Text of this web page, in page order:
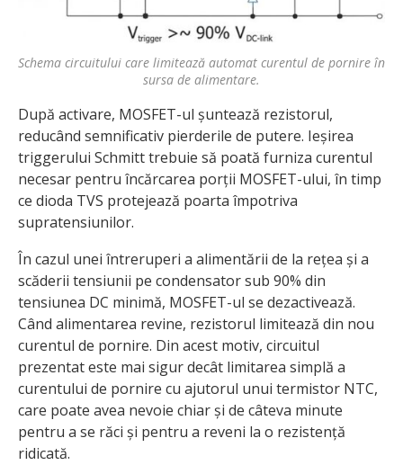
Schema circuitului care limitează automat curentul de pornire în
sursa de alimentare.
După activare, MOSFET-ul șuntează rezistorul,
reducând semnificativ pierderile de putere. Ieșirea
triggerului Schmitt trebuie să poată furniza curentul
necesar pentru încărcarea porții MOSFET-ului, în timp
ce dioda TVS protejează poarta împotriva
supratensiunilor.
În cazul unei întreruperi a alimentării de la rețea și a
scăderii tensiunii pe condensator sub 90% din
tensiunea DC minimă, MOSFET-ul se dezactivează.
Când alimentarea revine, rezistorul limitează din nou
curentul de pornire. Din acest motiv, circuitul
prezentat este mai sigur decât limitarea simplă a
curentului de pornire cu ajutorul unui termistor NTC,
care poate avea nevoie chiar și de câteva minute
pentru a se răci și pentru a reveni la o rezistență
ridicată.